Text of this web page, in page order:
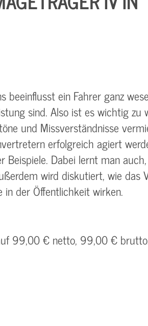
beeinflusst ein Fahrer ganz
sind. Also ist es wichtig zu
und Missverständnisse
erfolgreich agiert
Dabei lernt man
wird diskutiert, wie das
der Öffentlichkeit wirken.
99,00 € netto, 99,00 €